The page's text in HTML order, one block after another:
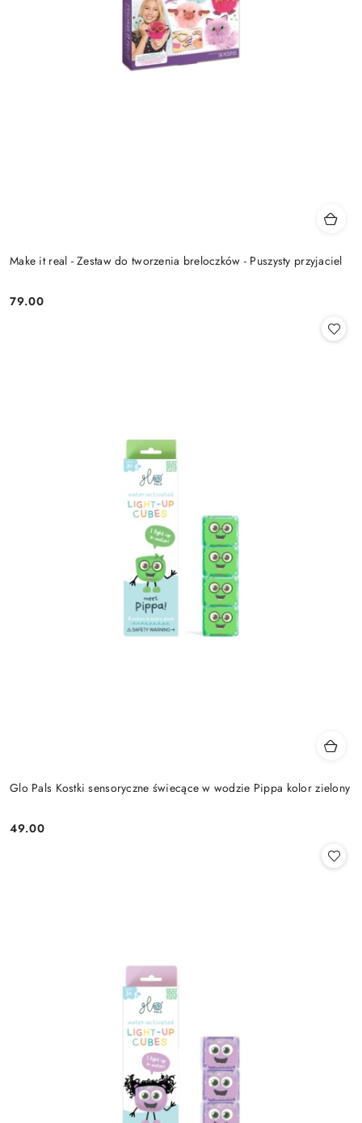
Make it real - Zestaw do tworzenia breloczków - Puszysty przyjaciel
Cena:
79.00
Glo Pals Kostki sensoryczne świecące w wodzie Pippa kolor zielony
Cena:
49.00